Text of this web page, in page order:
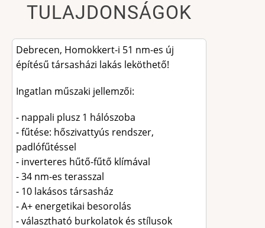
TULAJDONSÁGOK
Leírás
Debrecen, Homokkert-i 51 nm-es új
építésű társasházi lakás leköthető!
Ingatlan műszaki jellemzői:
- nappali plusz 1 hálószoba
- fűtése: hőszivattyús rendszer,
padlófűtéssel
- inverteres hűtő-fűtő klímával
- 34 nm-es terasszal
- 10 lakásos társasház
- A+ energetikai besorolás
- választható burkolatok és stílusok